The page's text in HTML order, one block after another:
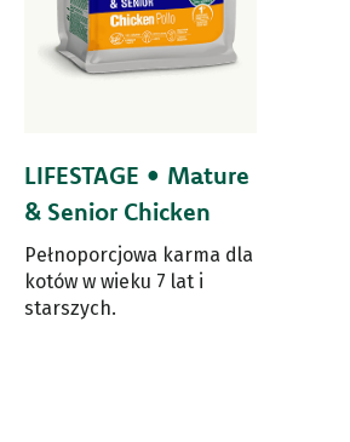
LIFESTAGE • Mature
& Senior Chicken
Pełnoporcjowa karma dla
kotów w wieku 7 lat i
starszych.